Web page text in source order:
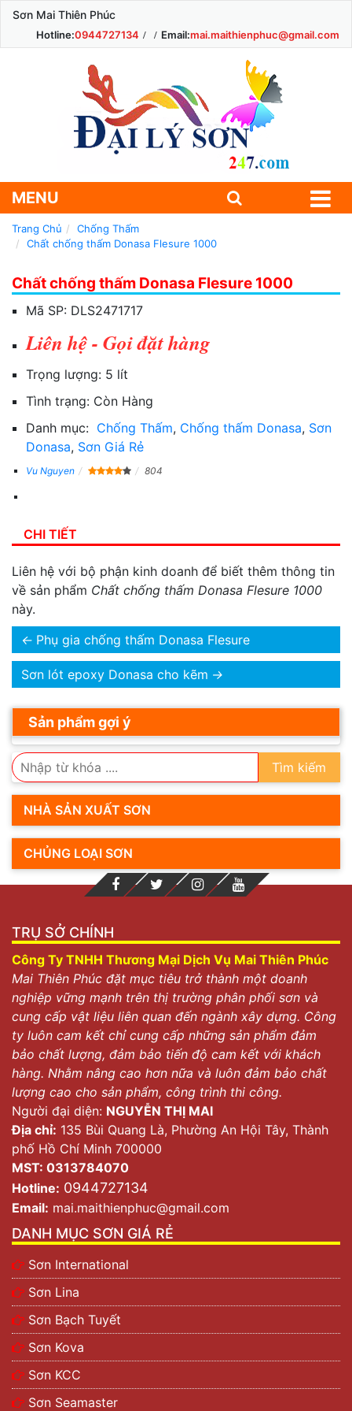
Sơn Mai Thiên Phúc
Hotline:0944727134 Email:mai.maithienphuc@gmail.com
MENU
Trang Chủ
Chống Thấm
Chất chống thấm Donasa Flesure 1000
Chất chống thấm Donasa Flesure 1000
Mã SP: DLS2471717
Liên hệ - Gọi đặt hàng
Trọng lượng: 5 lít
Tình trạng: Còn Hàng
Danh mục: Chống Thấm, Chống thấm Donasa, Sơn
Donasa, Sơn Giá Rẻ
Vu Nguyen 804
CHI TIẾT
Liên hệ với bộ phận kinh doanh để biết thêm thông tin
về sản phẩm Chất chống thấm Donasa Flesure 1000
này.
← Phụ gia chống thấm Donasa Flesure
Sơn lót epoxy Donasa cho kẽm →
Sản phẩm gợi ý
Tìm kiếm
NHÀ SẢN XUẤT SƠN
CHỦNG LOẠI SƠN
TRỤ SỞ CHÍNH
Công Ty TNHH Thương Mại Dịch Vụ Mai Thiên Phúc
Mai Thiên Phúc đặt mục tiêu trở thành một doanh
nghiệp vững mạnh trên thị trường phân phối sơn và
cung cấp vật liệu liên quan đến ngành xây dựng. Công
ty luôn cam kết chỉ cung cấp những sản phẩm đảm
bảo chất lượng, đảm bảo tiến độ cam kết với khách
hàng. Nhằm nâng cao hơn nữa và luôn đảm bảo chất
lượng cao cho sản phẩm, công trình thi công.
Người đại diện: NGUYỄN THỊ MAI
Địa chỉ: 135 Bùi Quang Là, Phường An Hội Tây, Thành
phố Hồ Chí Minh 700000
MST: 0313784070
Hotline: 0944727134
Email: mai.maithienphuc@gmail.com
DANH MỤC SƠN GIÁ RẺ
Sơn International
Sơn Lina
Sơn Bạch Tuyết
Sơn Kova
Sơn KCC
Sơn Seamaster